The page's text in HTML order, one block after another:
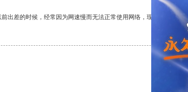
差的时候，经常因为网速慢而无法正常使用网络，现在有了这个